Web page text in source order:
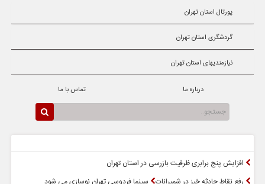
پورتال استان تهران
گردشگری استان تهران
نیازمندیهای استان تهران
درباره ما تماس با ما
افزایش پنج برابری ظرفیت بازرسی در استان تهران
رفع نقاط حادثه خیز در شمیرانات
سینما فردوسی تهران نوسازی می شود